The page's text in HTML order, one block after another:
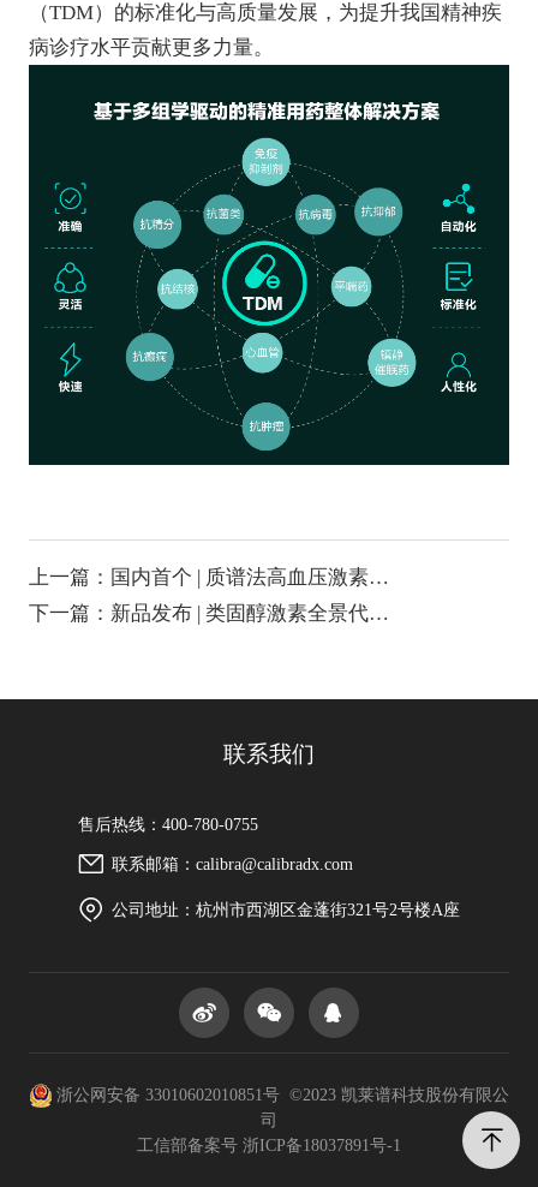
（TDM）的标准化与高质量发展，为提升我国精神疾
病诊疗水平贡献更多力量。
上一篇：国内首个 | 质谱法高血压激素检
测试剂盒获批二类证
下一篇：新品发布 | 类固醇激素全景代
联系我们
售后热线：400-780-0755
联系邮箱：calibra@calibradx.com
公司地址：杭州市西湖区金蓬街321号2号楼A座
浙公网安备 33010602010851号 ©2023 凯莱谱科技股份有限公
司
工信部备案号 浙ICP备18037891号-1